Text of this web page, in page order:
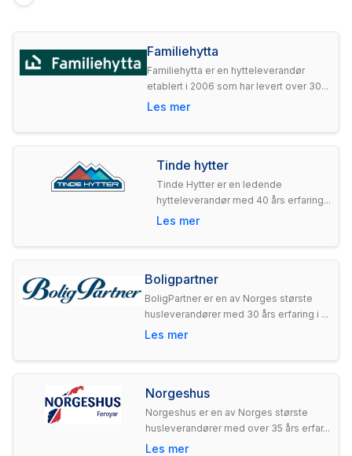
Familiehytta
Familiehytta er en hytteleverandør
etablert i 2006 som har levert over 30...
Les mer
Tinde hytter
Tinde Hytter er en ledende
hytteleverandør med 40 års erfaring...
Les mer
Boligpartner
BoligPartner er en av Norges største
husleverandører med 30 års erfaring i ...
Les mer
Norgeshus
Norgeshus er en av Norges største
husleverandører med over 35 års erfar...
Les mer